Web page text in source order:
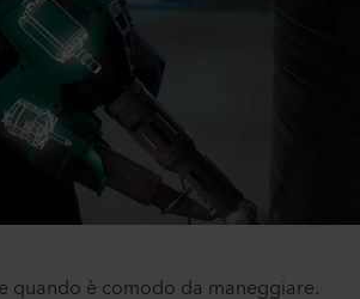
quando è comodo da maneggiare.